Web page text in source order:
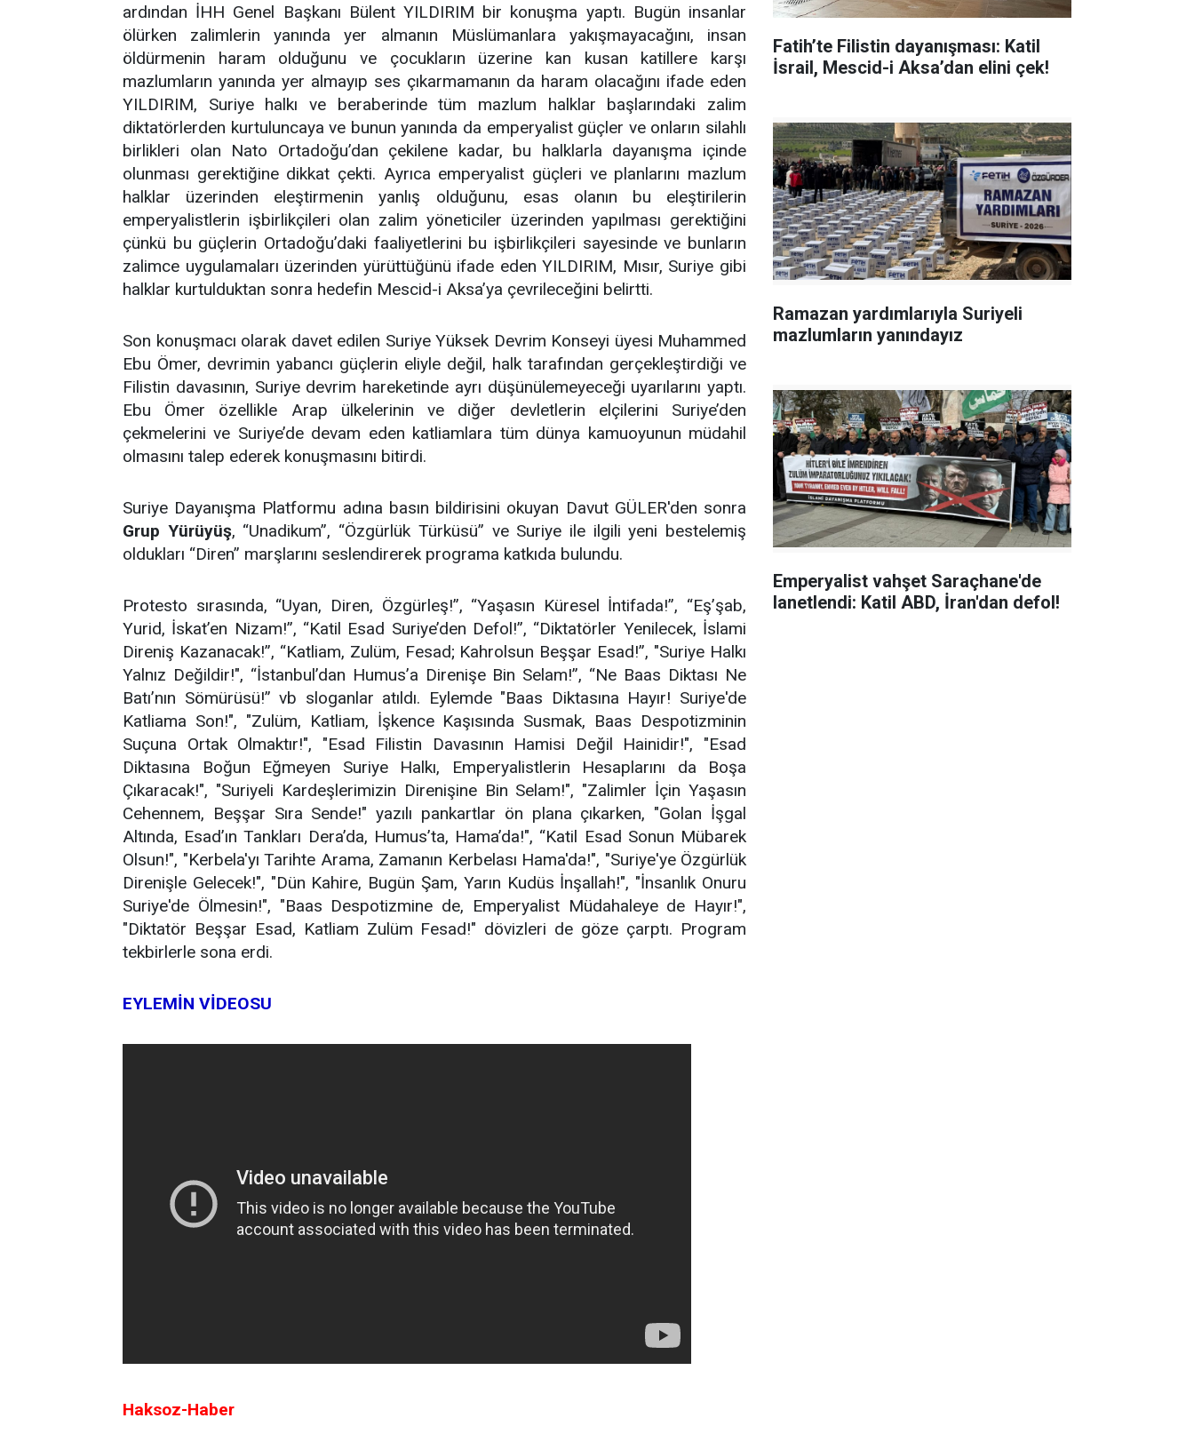
ardından İHH Genel Başkanı Bülent YILDIRIM bir konuşma yaptı. Bugün insanlar
ölürken zalimlerin yanında yer almanın Müslümanlara yakışmayacağını, insan
öldürmenin haram olduğunu ve çocukların üzerine kan kusan katillere karşı
mazlumların yanında yer almayıp ses çıkarmamanın da haram olacağını ifade eden
YILDIRIM, Suriye halkı ve beraberinde tüm mazlum halklar başlarındaki zalim
diktatörlerden kurtuluncaya ve bunun yanında da emperyalist güçler ve onların silahlı
birlikleri olan Nato Ortadoğu’dan çekilene kadar, bu halklarla dayanışma içinde
olunması gerektiğine dikkat çekti. Ayrıca emperyalist güçleri ve planlarını mazlum
halklar üzerinden eleştirmenin yanlış olduğunu, esas olanın bu eleştirilerin
emperyalistlerin işbirlikçileri olan zalim yöneticiler üzerinden yapılması gerektiğini
çünkü bu güçlerin Ortadoğu’daki faaliyetlerini bu işbirlikçileri sayesinde ve bunların
zalimce uygulamaları üzerinden yürüttüğünü ifade eden YILDIRIM, Mısır, Suriye gibi
halklar kurtulduktan sonra hedefin Mescid-i Aksa’ya çevrileceğini belirtti.
Son konuşmacı olarak davet edilen Suriye Yüksek Devrim Konseyi üyesi Muhammed
Ebu Ömer, devrimin yabancı güçlerin eliyle değil, halk tarafından gerçekleştirdiği ve
Filistin davasının, Suriye devrim hareketinde ayrı düşünülemeyeceği uyarılarını yaptı.
Ebu Ömer özellikle Arap ülkelerinin ve diğer devletlerin elçilerini Suriye’den
çekmelerini ve Suriye’de devam eden katliamlara tüm dünya kamuoyunun müdahil
olmasını talep ederek konuşmasını bitirdi.
Suriye Dayanışma Platformu adına basın bildirisini okuyan Davut GÜLER'den sonra
Grup Yürüyüş, “Unadikum”, “Özgürlük Türküsü” ve Suriye ile ilgili yeni bestelemiş
oldukları “Diren” marşlarını seslendirerek programa katkıda bulundu.
Protesto sırasında, “Uyan, Diren, Özgürleş!”, “Yaşasın Küresel İntifada!”, “Eş’şab,
Yurid, İskat’en Nizam!”, “Katil Esad Suriye’den Defol!”, “Diktatörler Yenilecek, İslami
Direniş Kazanacak!”, “Katliam, Zulüm, Fesad; Kahrolsun Beşşar Esad!”, "Suriye Halkı
Yalnız Değildir!", “İstanbul’dan Humus’a Direnişe Bin Selam!”, “Ne Baas Diktası Ne
Batı’nın Sömürüsü!” vb sloganlar atıldı. Eylemde "Baas Diktasına Hayır! Suriye'de
Katliama Son!", "Zulüm, Katliam, İşkence Kaşısında Susmak, Baas Despotizminin
Suçuna Ortak Olmaktır!", "Esad Filistin Davasının Hamisi Değil Hainidir!", "Esad
Diktasına Boğun Eğmeyen Suriye Halkı, Emperyalistlerin Hesaplarını da Boşa
Çıkaracak!", "Suriyeli Kardeşlerimizin Direnişine Bin Selam!", "Zalimler İçin Yaşasın
Cehennem, Beşşar Sıra Sende!" yazılı pankartlar ön plana çıkarken, "Golan İşgal
Altında, Esad’ın Tankları Dera’da, Humus’ta, Hama’da!", “Katil Esad Sonun Mübarek
Olsun!", "Kerbela'yı Tarihte Arama, Zamanın Kerbelası Hama'da!", "Suriye'ye Özgürlük
Direnişle Gelecek!", "Dün Kahire, Bugün Şam, Yarın Kudüs İnşallah!", "İnsanlık Onuru
Suriye'de Ölmesin!", "Baas Despotizmine de, Emperyalist Müdahaleye de Hayır!",
"Diktatör Beşşar Esad, Katliam Zulüm Fesad!" dövizleri de göze çarptı. Program
tekbirlerle sona erdi.
EYLEMİN VİDEOSU
Haksoz-Haber
Fatih’te Filistin dayanışması: Katil
İsrail, Mescid-i Aksa’dan elini çek!
Ramazan yardımlarıyla Suriyeli
mazlumların yanındayız
Emperyalist vahşet Saraçhane'de
lanetlendi: Katil ABD, İran'dan defol!